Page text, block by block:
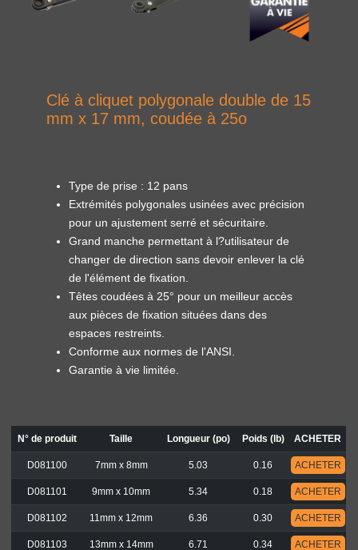
Clé à cliquet polygonale double de 15
mm x 17 mm, coudée à 25o
Type de prise : 12 pans
Extrémités polygonales usinées avec précision
pour un ajustement serré et sécuritaire.
Grand manche permettant à l?utilisateur de
changer de direction sans devoir enlever la clé
de l'élément de fixation.
Têtes coudées à 25° pour un meilleur accès
aux pièces de fixation situées dans des
espaces restreints.
Conforme aux normes de l'ANSI.
Garantie à vie limitée.
N° de produit Taille Longueur (po) Poids (lb) ACHETER
D081100 7mm x 8mm 5.03 0.16 ACHETER
D081101 9mm x 10mm 5.34 0.18 ACHETER
D081102 11mm x 12mm 6.36 0.30 ACHETER
D081103 13mm x 14mm 6.71 0.34 ACHETER